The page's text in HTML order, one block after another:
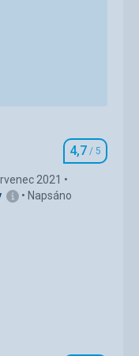
a tento
osušek na
v rámci
přistaveno, jak
Hodnocení
4,7 / 5
2021
Napsáno